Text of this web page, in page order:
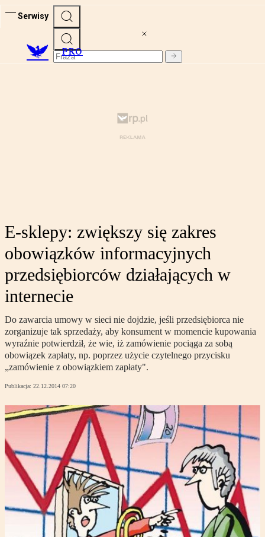
Serwisy
PRO
E-sklepy: zwiększy się zakres
obowiązków informacyjnych
przedsiębiorców działających w
internecie
Do zawarcia umowy w sieci nie dojdzie, jeśli przedsiębiorca nie
zorganizuje tak sprzedaży, aby konsument w momencie kupowania
wyraźnie potwierdził, że wie, iż zamówienie pociąga za sobą
obowiązek zapłaty, np. poprzez użycie czytelnego przycisku
„zamówienie z obowiązkiem zapłaty".
Publikacja: 22.12.2014 07:20